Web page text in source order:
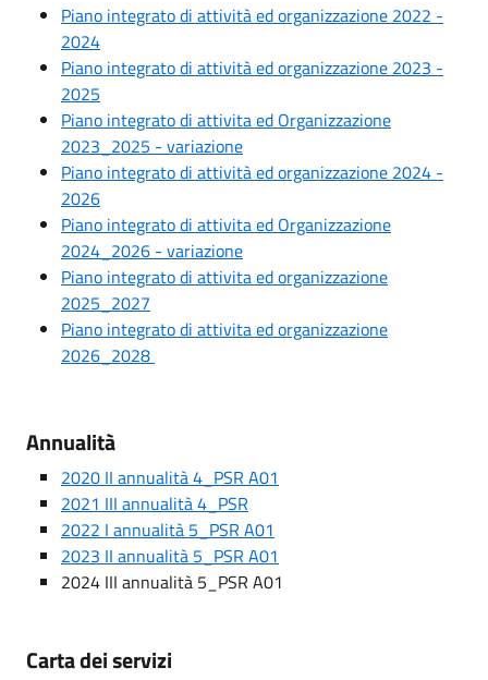
Piano integrato di attività ed organizzazione 2022 -
2024
Piano integrato di attività ed organizzazione 2023 -
2025
Piano integrato di attivita ed Organizzazione
2023_2025 - variazione
Piano integrato di attività ed organizzazione 2024 -
2026
Piano integrato di attivita ed Organizzazione
2024_2026 - variazione
Piano integrato di attivita ed organizzazione
2025_2027
Piano integrato di attivita ed organizzazione
2026_2028
Annualità
2020 II annualità 4_PSR A01
2021 III annualità 4_PSR
2022 I annualità 5_PSR A01
2023 II annualità 5_PSR A01
2024 III annualità 5_PSR A01
Carta dei servizi